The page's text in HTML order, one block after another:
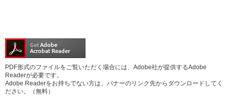
PDF形式のファイルをご覧いただく場合には、Adobe社が提供するAdobe
Readerが必要です。
Adobe Readerをお持ちでない方は、バナーのリンク先からダウンロードしてく
ださい。（無料）